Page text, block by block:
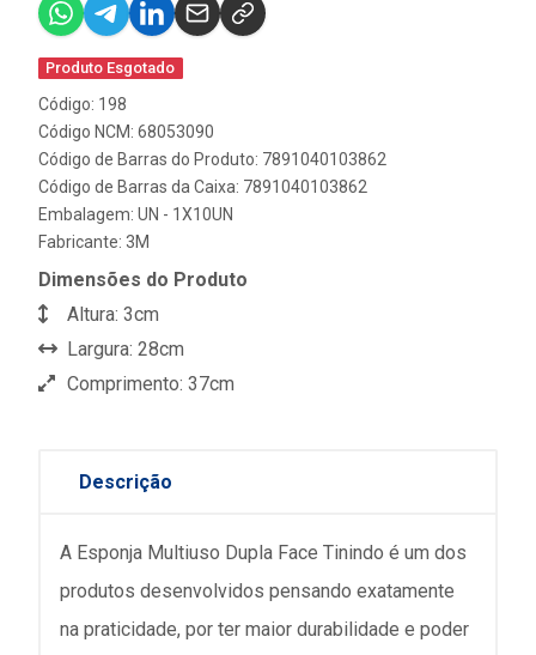
Produto Esgotado
Código: 198
Código NCM: 68053090
Código de Barras do Produto: 7891040103862
Código de Barras da Caixa: 7891040103862
Embalagem: UN - 1X10UN
Fabricante: 3M
Dimensões do Produto
Altura: 3cm
Largura: 28cm
Comprimento: 37cm
Descrição
A Esponja Multiuso Dupla Face Tinindo é um dos
produtos desenvolvidos pensando exatamente
na praticidade, por ter maior durabilidade e poder